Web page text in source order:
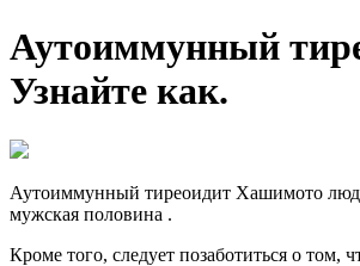
Аутоиммунный
Узнайте как.
Аутоиммунный тиреоидит Хашимото люди
мужская половина .
Кроме того, следует позаботиться о том,